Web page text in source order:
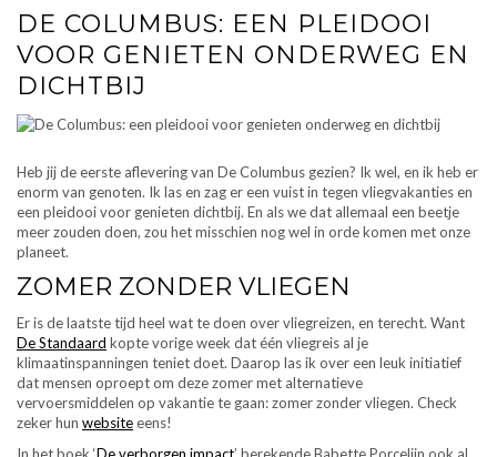
DE COLUMBUS: EEN PLEIDOOI
VOOR GENIETEN ONDERWEG EN
DICHTBIJ
Heb jij de eerste aflevering van De Columbus gezien? Ik wel, en ik heb er
enorm van genoten. Ik las en zag er een vuist in tegen vliegvakanties en
een pleidooi voor genieten dichtbij. En als we dat allemaal een beetje
meer zouden doen, zou het misschien nog wel in orde komen met onze
planeet.
ZOMER ZONDER VLIEGEN
Er is de laatste tijd heel wat te doen over vliegreizen, en terecht. Want
De Standaard kopte vorige week dat één vliegreis al je
klimaatinspanningen teniet doet. Daarop las ik over een leuk initiatief
dat mensen oproept om deze zomer met alternatieve
vervoersmiddelen op vakantie te gaan: zomer zonder vliegen. Check
zeker hun websiteeens!